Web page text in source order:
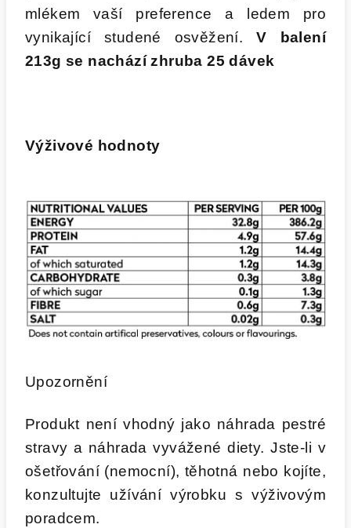
mlékem vaší preference a ledem pro
vynikající studené osvěžení.V balení
213g se nachází zhruba 25 dávek
Výživové hodnoty
Upozornění
Produkt není vhodný jako náhrada pestré
stravy a náhrada vyvážené diety. Jste-li v
ošetřování (nemocní), těhotná nebo kojíte,
konzultujte užívání výrobku s výživovým
poradcem.